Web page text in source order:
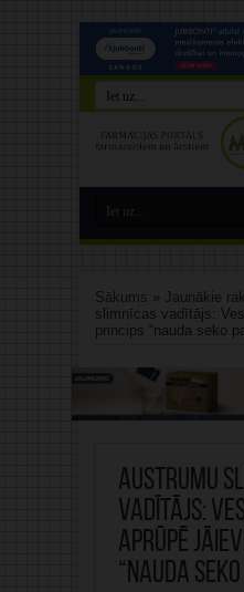
Sākums » Jaunākie
slimnīcas vadītājs:
princips “nauda seko
Austrumu
vadītājs:
aprūpē
“nauda seko